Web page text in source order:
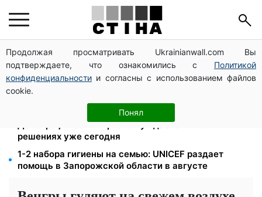
Продолжая просматривать Ukrainianwall.com Вы
подтверждаете, что ознакомились с Политикой
конфиденциальности и согласны с использованием файлов
cookie.
Понял
200+ тысяч в СЗЧ, миллионы в розыске: Федоров
раскрыл план реформы мобилизации и ТЦК
120 грн в день только на дорогу: киевляне массово
увольняются из-за тарифа 30 грн за проезд
Директор ДОЗ Киева Татьяна Мостепан:
Демографический кризис нуждается в новых
решениях уже сегодня
1-2 набора гигиены на семью: UNICEF раздает
помощь в Запорожской области в августе